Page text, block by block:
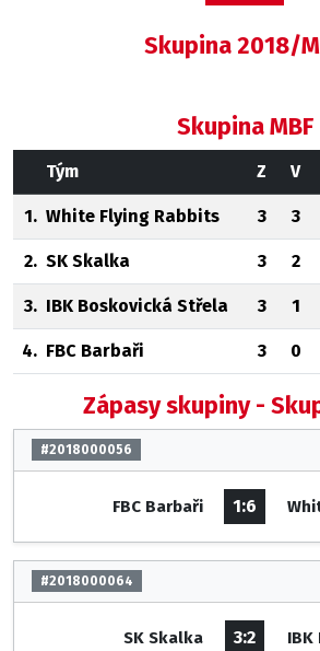
Skupina 2018/
Skupina MBF
Tým Z V
1. White Flying Rabbits 3 3
2. SK Skalka 3 2
3. IBK Boskovická Střela 3 1
4. FBC Barbaři 3 0
Zápasy skupiny -
#2018000056
FBC Barbaři 1:6
#2018000064
SK Skalka 3:2